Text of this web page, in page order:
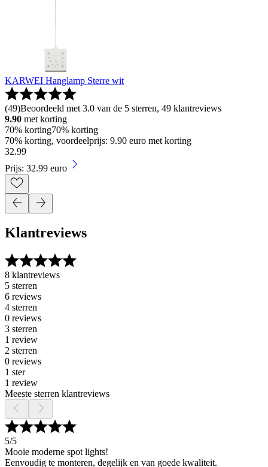
KARWEI Hanglamp Sterre wit
(49)Beoordeeld met 3.0 van de 5 sterren, 49 klantreviews
9.90 met korting
70% korting70% korting
70% korting, voordeelprijs: 9.90 euro met korting
32.99
Prijs: 32.99 euro
Klantreviews
8 klantreviews
5 sterren
6 reviews
4 sterren
0 reviews
3 sterren
1 review
2 sterren
0 reviews
1 ster
1 review
Meeste sterren klantreviews
5/5
Mooie moderne spot lights!
Eenvoudig te monteren, degelijk en van goede kwaliteit.